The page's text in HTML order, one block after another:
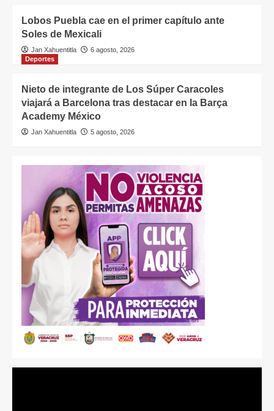
Lobos Puebla cae en el primer capítulo ante
Soles de Mexicali
Jan Xahuentitla
6 agosto, 2026
Deportes
Nieto de integrante de Los Súper Caracoles
viajará a Barcelona tras destacar en la Barça
Academy México
Jan Xahuentitla 5 agosto, 2026